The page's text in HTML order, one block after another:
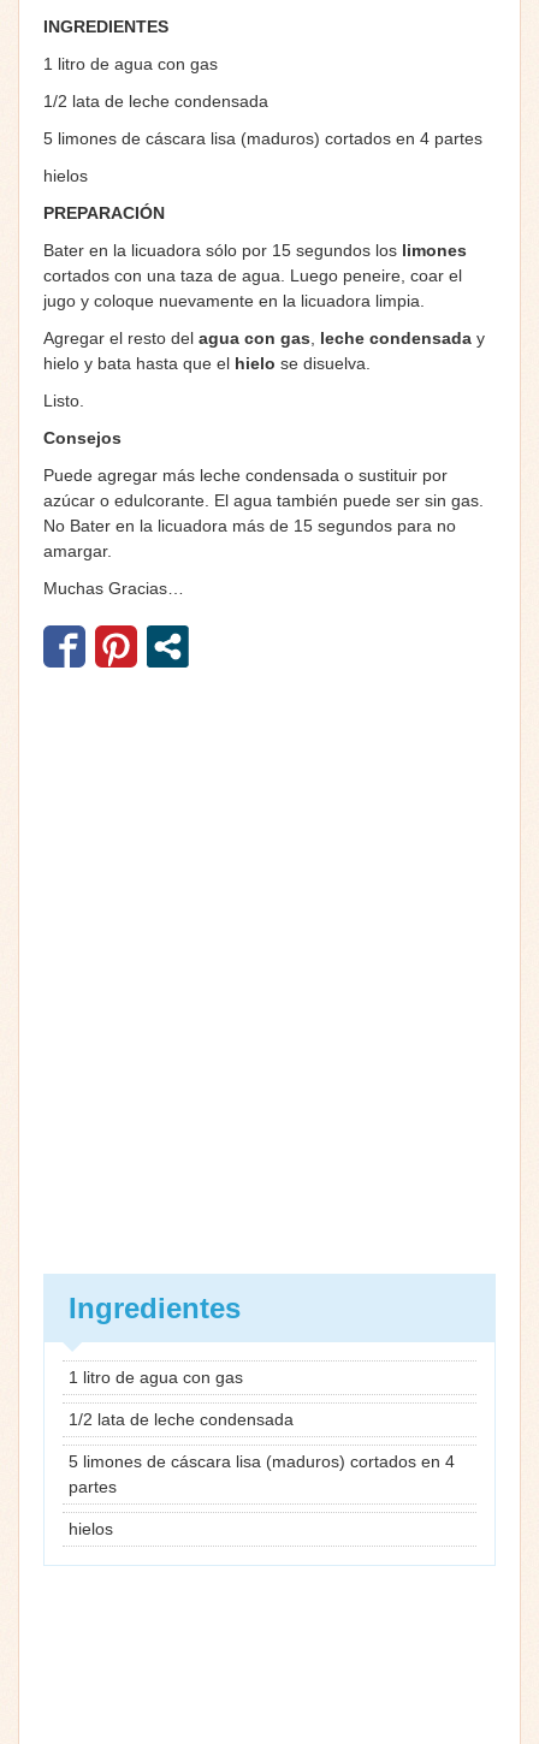
INGREDIENTES
1 litro de agua con gas
1/2 lata de leche condensada
5 limones de cáscara lisa (maduros) cortados en 4 partes
hielos
PREPARACIÓN
Bater en la licuadora sólo por 15 segundos los limones
cortados con una taza de agua. Luego peneire, coar el
jugo y coloque nuevamente en la licuadora limpia.
Agregar el resto del agua con gas leche condensada y
hielo y bata hasta que el hielo se disuelva.
Listo.
Consejos
Puede agregar más leche condensada o sustituir por
azúcar o edulcorante. El agua también puede ser sin gas.
No Bater en la licuadora más de 15 segundos para no
amargar.
Muchas Gracias…
Ingredientes
1 litro de agua con gas
1/2 lata de leche condensada
5 limones de cáscara lisa (maduros) cortados en 4
partes
hielos